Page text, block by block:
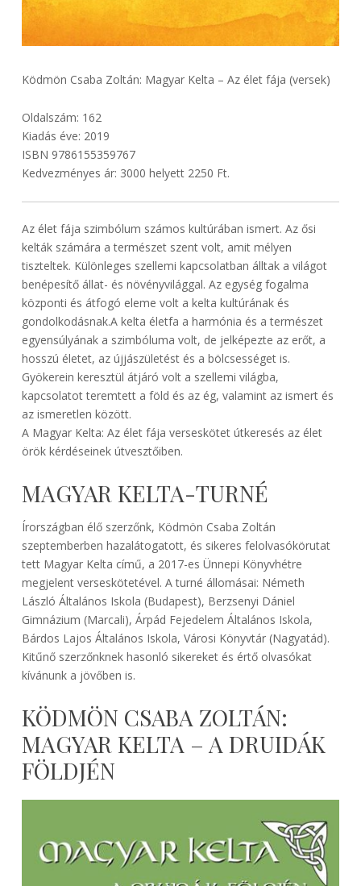
Ködmön Csaba Zoltán: Magyar Kelta – Az élet fája (versek)
Oldalszám: 162
Kiadás éve: 2019
ISBN 9786155359767
Kedvezményes ár: 3000 helyett 2250 Ft.
Az élet fája szimbólum számos kultúrában ismert. Az ősi
kelták számára a természet szent volt, amit mélyen
tiszteltek. Különleges szellemi kapcsolatban álltak a világot
benépesítő állat- és növényvilággal. Az egység fogalma
központi és átfogó eleme volt a kelta kultúrának és
gondolkodásnak.A kelta életfa a harmónia és a természet
egyensúlyának a szimbóluma volt, de jelképezte az erőt, a
hosszú életet, az újjászületést és a bölcsességet is.
Gyökerein keresztül átjáró volt a szellemi világba,
kapcsolatot teremtett a föld és az ég, valamint az ismert és
az ismeretlen között.
A Magyar Kelta: Az élet fája verseskötet útkeresés az élet
örök kérdéseinek útvesztőiben.
MAGYAR KELTA-TURNÉ
Írországban élő szerzőnk, Ködmön Csaba Zoltán
szeptemberben hazalátogatott, és sikeres felolvasókörutat
tett Magyar Kelta című, a 2017-es Ünnepi Könyvhétre
megjelent verseskötetével. A turné állomásai: Németh
László Általános Iskola (Budapest), Berzsenyi Dániel
Gimnázium (Marcali), Árpád Fejedelem Általános Iskola,
Bárdos Lajos Általános Iskola, Városi Könyvtár (Nagyatád).
Kitűnő szerzőnknek hasonló sikereket és értő olvasókat
kívánunk a jövőben is.
KÖDMÖN CSABA ZOLTÁN:
MAGYAR KELTA – A DRUIDÁK
FÖLDJÉN